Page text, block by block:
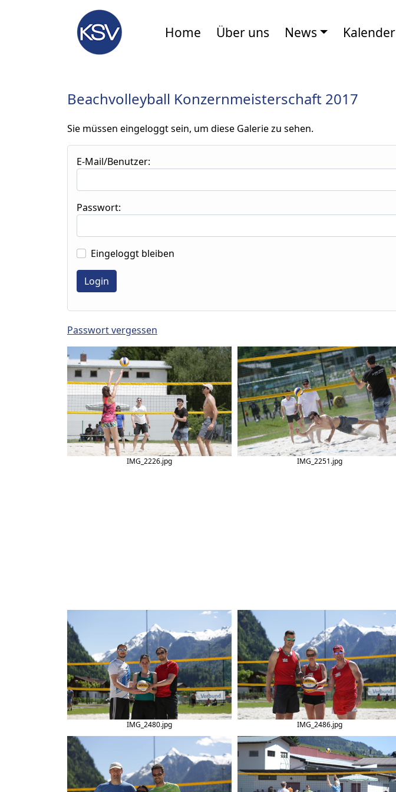
Home Über uns News Kalender
Beachvolleyball Konzernmeisterschaft 2017
Sie müssen eingeloggt sein, um diese Galerie zu sehen.
E-Mail/Benutzer:
Passwort:
Eingeloggt bleiben
Passwort vergessen
IMG_2226.jpg IMG_2251.jpg
IMG_2480.jpg IMG_2486.jpg